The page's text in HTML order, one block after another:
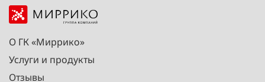
О ГК «Миррико»
Услуги и продукты
Отзывы